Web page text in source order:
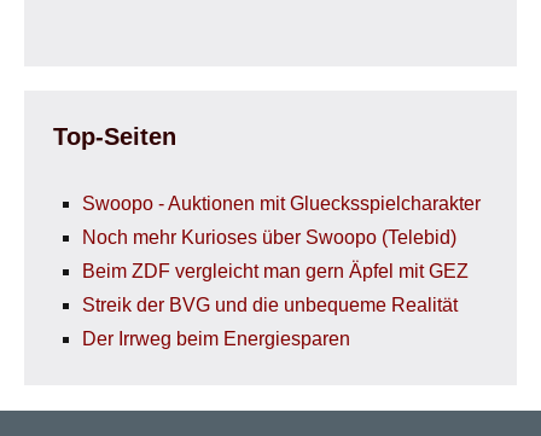
Top-Seiten
Swoopo - Auktionen mit Gluecksspielcharakter
Noch mehr Kurioses über Swoopo (Telebid)
Beim ZDF vergleicht man gern Äpfel mit GEZ
Streik der BVG und die unbequeme Realität
Der Irrweg beim Energiesparen